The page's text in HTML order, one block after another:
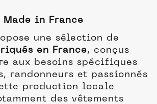
Made in France
une sélection de
en France, conçus
aux besoins spécifiques
randonneurs et passionnés
production locale
des vêtements